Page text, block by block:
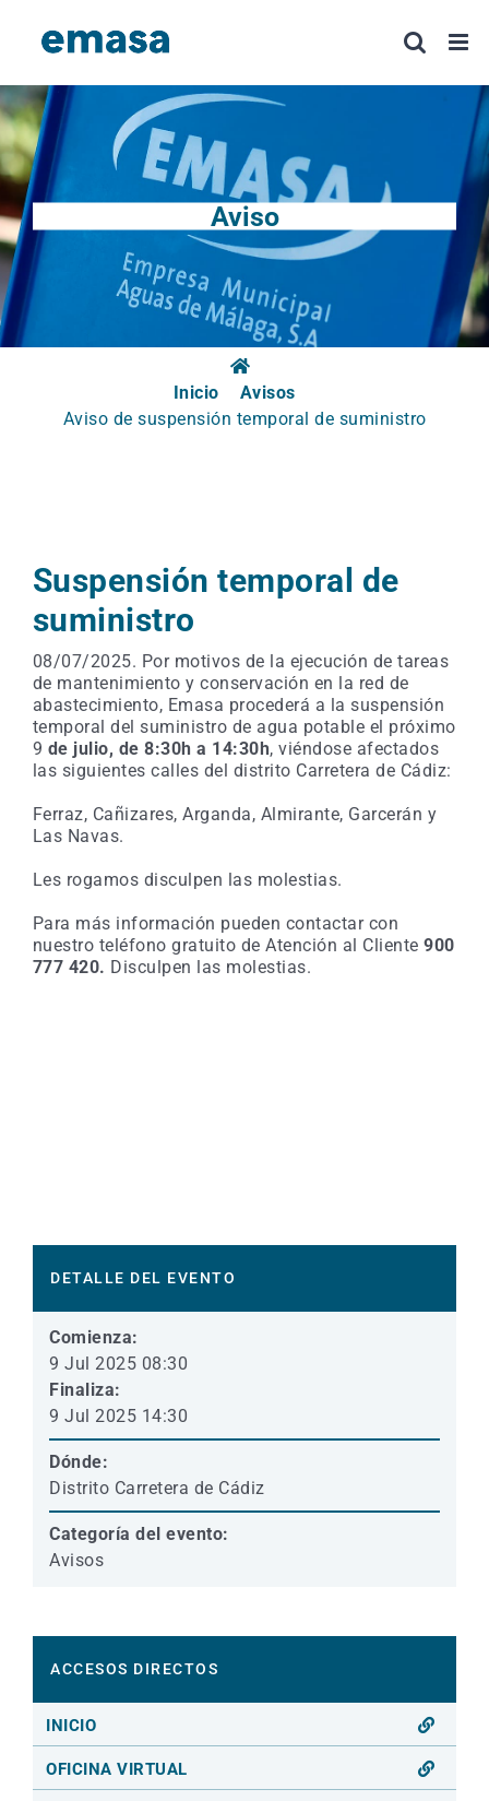
Aviso
Inicio
Avisos
Aviso de suspensión temporal de suministro
Suspensión temporal de
suministro
08/07/2025. Por motivos de la ejecución de tareas
de mantenimiento y conservación en la red de
abastecimiento, Emasa procederá a la suspensión
temporal del suministro de agua potable el próximo
9 de julio, de 8:30h a 14:30h, viéndose afectados
las siguientes calles del distrito Carretera de Cádiz:
Ferraz, Cañizares, Arganda, Almirante, Garcerán y
Las Navas.
Les rogamos disculpen las molestias.
Para más información pueden contactar con
nuestro teléfono gratuito de Atención al Cliente900
777 420. Disculpen las molestias.
DETALLE DEL EVENTO
Comienza:
9 Jul 2025 08:30
Finaliza:
9 Jul 2025 14:30
Dónde:
Distrito Carretera de Cádiz
Categoría del evento:
Avisos
ACCESOS DIRECTOS
INICIO
OFICINA VIRTUAL